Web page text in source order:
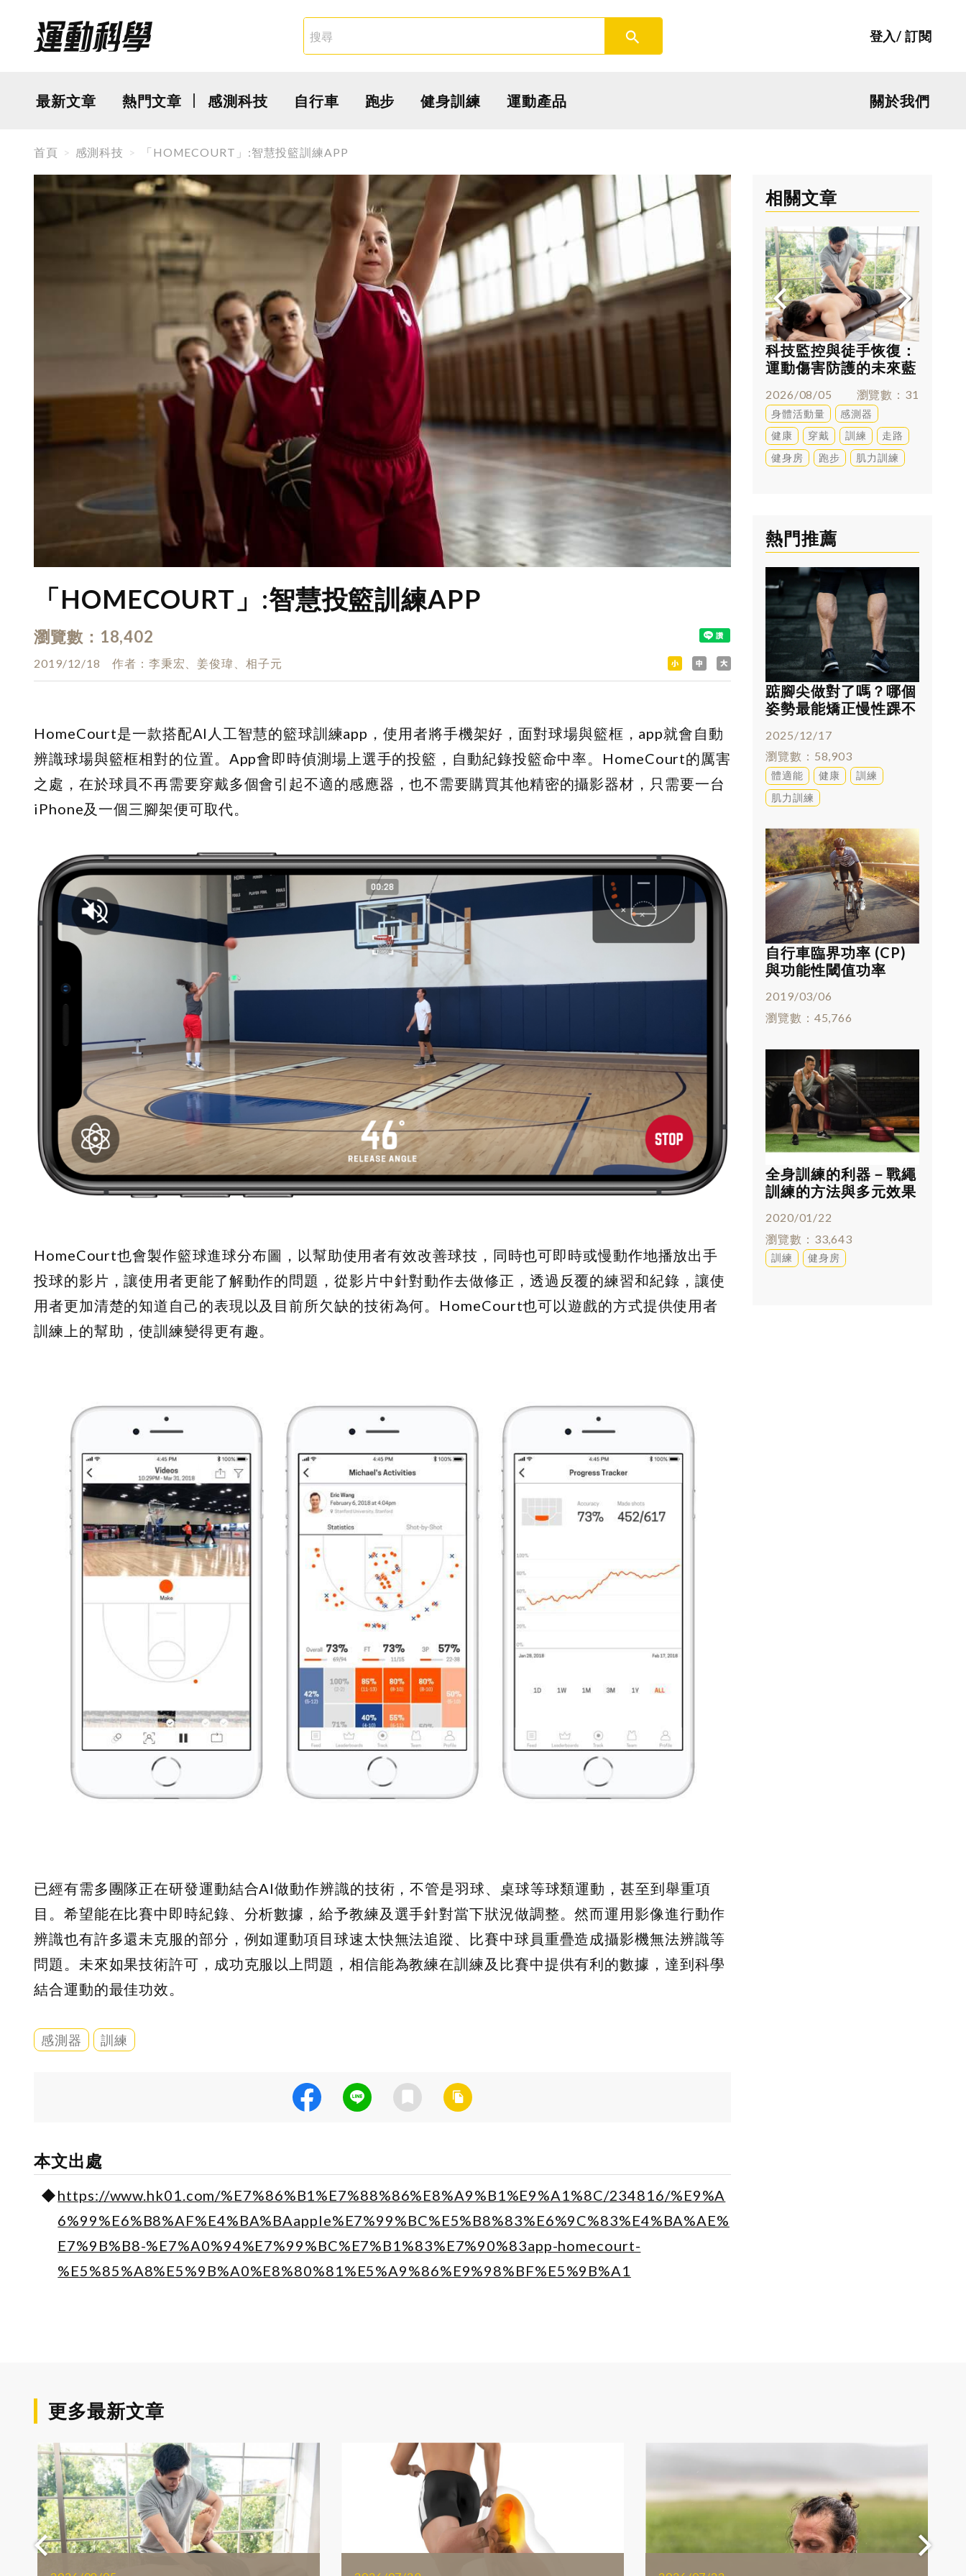
登入 訂閱
最新文章 熱門文章 感測科技 自行車 跑步 健身訓練 運動產品 關於我們
首頁 感測科技 「HOMECOURT」:智慧投籃訓練APP
「HOMECOURT」:智慧投籃訓練APP
瀏覽數 18,402
2019/12/18 作者 李秉宏、姜俊瑋、相子元
HomeCourt是一款搭配AI人工智慧的籃球訓練app，使用者將手機架好，面對球場與籃框，app就會自動
辨識球場與籃框相對的位置。App會即時偵測場上選手的投籃，自動紀錄投籃命中率。HomeCourt的厲害
之處，在於球員不再需要穿戴多個會引起不適的感應器，也不需要購買其他精密的攝影器材，只需要一台
iPhone及一個三腳架便可取代。
HomeCourt也會製作籃球進球分布圖，以幫助使用者有效改善球技，同時也可即時或慢動作地播放出手
投球的影片，讓使用者更能了解動作的問題，從影片中針對動作去做修正，透過反覆的練習和紀錄，讓使
用者更加清楚的知道自己的表現以及目前所欠缺的技術為何。HomeCourt也可以遊戲的方式提供使用者
訓練上的幫助，使訓練變得更有趣。
已經有需多團隊正在研發運動結合AI做動作辨識的技術，不管是羽球、桌球等球類運動，甚至到舉重項
目。希望能在比賽中即時紀錄、分析數據，給予教練及選手針對當下狀況做調整。然而運用影像進行動作
辨識也有許多還未克服的部分，例如運動項目球速太快無法追蹤、比賽中球員重疊造成攝影機無法辨識等
問題。未來如果技術許可，成功克服以上問題，相信能為教練在訓練及比賽中提供有利的數據，達到科學
結合運動的最佳功效。
感測器 訓練
本文出處
https://www.hk01.com/%E7%86%B1%E7%88%86%E8%A9%B1%E9%A1%8C/234816/%E9%A
6%99%E6%B8%AF%E4%BA%BAapple%E7%99%BC%E5%B8%83%E6%9C%83%E4%BA%AE%
E7%9B%B8-%E7%A0%94%E7%99%BC%E7%B1%83%E7%90%83app-homecourt-
%E5%85%A8%E5%9B%A0%E8%80%81%E5%A9%86%E9%98%BF%E5%9B%A1
相關文章
科技監控與徒手恢復：
運動傷害防護的未來藍
2026/08/05 瀏覽數 31
身體活動量
感測器
健康
穿戴 訓練
走路
健身房
跑步 肌力訓練
熱門推薦
踮腳尖做對了嗎？哪個
姿勢最能矯正慢性踝不
2025/12/17
瀏覽數
58,903
體適能 健康
訓練
肌力訓練
自行車臨界功率 (CP)
與功能性閾值功率
2019/03/06
瀏覽數
45,766
全身訓練的利器－戰繩
訓練的方法與多元效果
2020/01/22
瀏覽數
33,643
訓練 健身房
更多最新文章
取消 確定